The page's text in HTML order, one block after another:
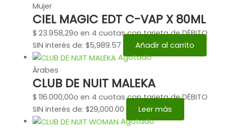
Mujer
CIEL MAGIC EDT C-VAP X 80ML
$ 23.958,29o en 4 cuotas con tarjeta de DÉBITO
SIN interés de: $5,989.57
Añadir al carrito
Agotado
Árabes
CLUB DE NUIT MALEKA
$ 116.000,00o en 4 cuotas con tarjeta de DÉBITO
SIN interés de: $29,000.00
Leer más
Agotado